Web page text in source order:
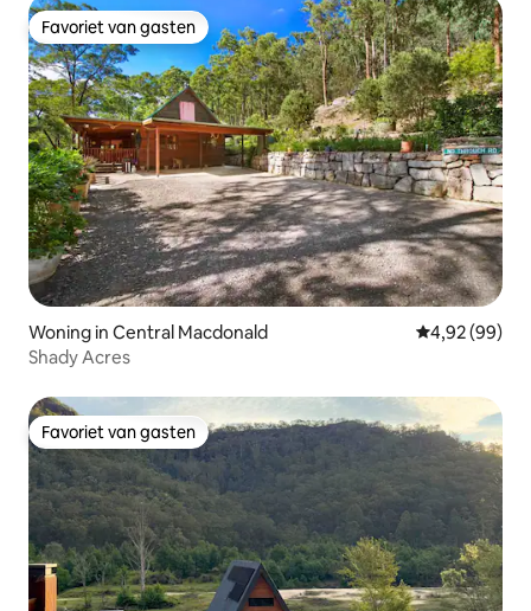
Favoriet van gasten
Favoriet van gasten
Woning in Central Macdonald Gemiddelde
4,92 (99)
Shady Acres
Favoriet van gasten
Favoriet van gasten